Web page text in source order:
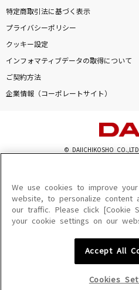
特定商取引法に基づく表示
プライバシーポリシー
クッキー設定
インフォマティブデータの取得について
ご契約方法
企業情報（コーポレートサイト）
© DAIICHIKOSHO
このサイトに掲載されている一切の文章・
を問わず、著作権法の定める範囲を超えて無
を禁じます。
楽曲及びコンテンツは、機種によりご利用い
楽曲及びコンテンツの配信日、配信内容が変
We use cookies to improve
website, to personalize content
our traffic. Please click [Cookie
your cookie settings on our
Accept All
Cookies